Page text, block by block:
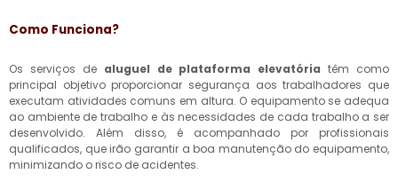
Como Funciona?
Os serviços de aluguel de plataforma elevatória têm como
principal objetivo proporcionar segurança aos trabalhadores que
executam atividades comuns em altura. O equipamento se adequa
ao ambiente de trabalho e às necessidades de cada trabalho a ser
desenvolvido. Além disso, é acompanhado por profissionais
qualificados, que irão garantir a boa manutenção do equipamento,
minimizando o risco de acidentes.